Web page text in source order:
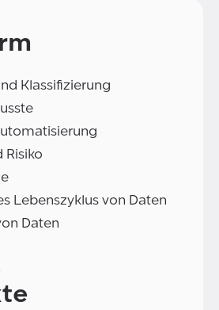
Klassifizierung
Risiko
Lebenszyklus von Daten
Daten